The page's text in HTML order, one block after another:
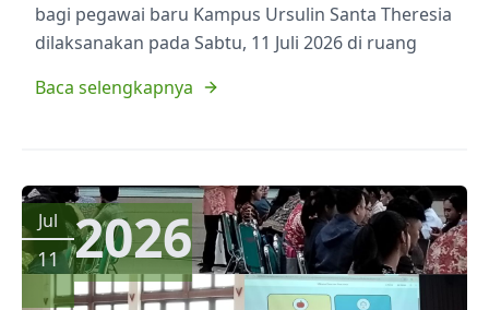
bagi pegawai baru Kampus Ursulin Santa Theresia
dilaksanakan pada Sabtu, 11 Juli 2026 di ruang
Baca selengkapnya
Jul
11 2026